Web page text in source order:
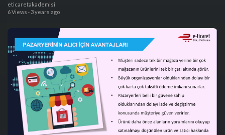
eticaretakademisi
6 Views · 3 years ago